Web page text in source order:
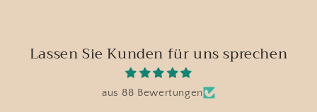
Lassen Sie Kunden für uns sprechen
aus 88 Bewertungen